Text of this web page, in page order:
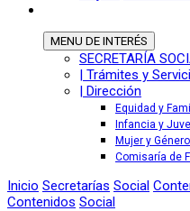
MENU DE INTERÉS
SECRETARÍA
| Trámites y
| Dirección
Equidad y
Infancia y
Mujer y Género
Comisaría de
Inicio Secretarías Social
Contenidos Social